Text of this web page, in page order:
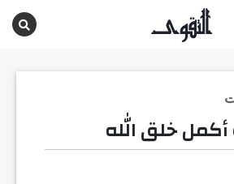
خلق الله